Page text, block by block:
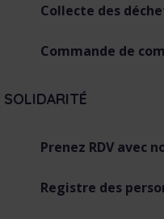
Collecte des
Commande de
SOLIDARITÉ
Prenez RDV avec
Registre des